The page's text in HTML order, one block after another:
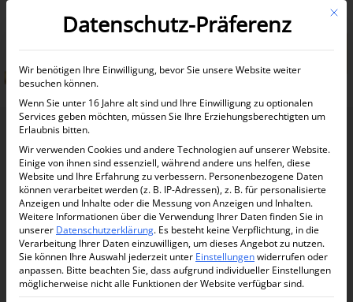
Informationen anfordern
Mit
Datenschutz-Präferenz
Wir benötigen Ihre Einwilligung, bevor Sie unsere Website weiter
besuchen können.
Wenn Sie unter 16 Jahre alt sind und Ihre Einwilligung zu optionalen
Services geben möchten, müssen Sie Ihre Erziehungsberechtigten um
Erlaubnis bitten.
Wir verwenden Cookies und andere Technologien auf unserer Website.
Einige von ihnen sind essenziell, während andere uns helfen, diese
Website und Ihre Erfahrung zu verbessern. Personenbezogene Daten
können verarbeitet werden (z. B. IP-Adressen), z. B. für personalisierte
Anzeigen und Inhalte oder die Messung von Anzeigen und Inhalten.
Weitere Informationen über die Verwendung Ihrer Daten finden Sie in
unserer Datenschutzerklärung. Es besteht keine Verpflichtung, in die
Verarbeitung Ihrer Daten einzuwilligen, um dieses Angebot zu nutzen.
Sie können Ihre Auswahl jederzeit unter Einstellungenwiderrufen oder
anpassen. Bitte beachten Sie, dass aufgrund individueller Einstellungen
möglicherweise nicht alle Funktionen der Website verfügbar sind.